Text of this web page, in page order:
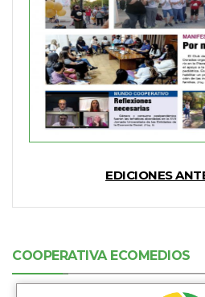
EDICIONES
COOPERATIVA ECOMEDIOS